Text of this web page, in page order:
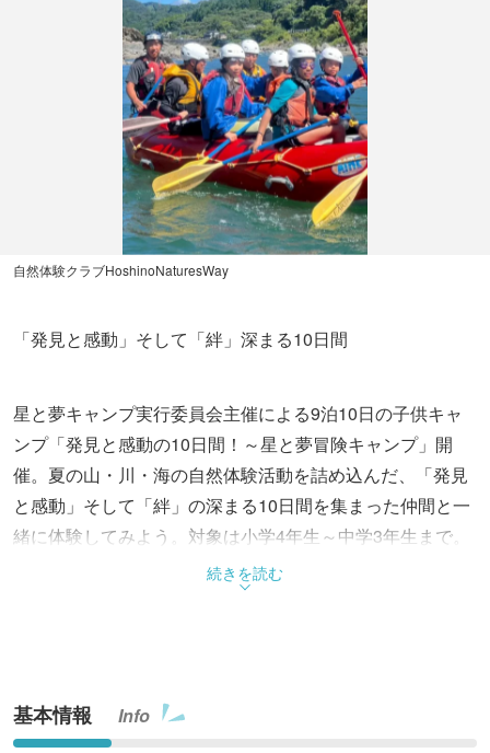
自然体験クラブHoshinoNaturesWay
「発見と感動」そして「絆」深まる10日間
星と夢キャンプ実行委員会主催による9泊10日の子供キャ
ンプ「発見と感動の10日間！～星と夢冒険キャンプ」開
催。夏の山・川・海の自然体験活動を詰め込んだ、「発見
と感動」そして「絆」の深まる10日間を集まった仲間と一
緒に体験してみよう。対象は小学4年生～中学3年生まで。
続きを読む
基本情報 Info